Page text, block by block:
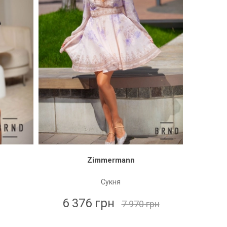
Zimmermann
Сукня
6 376 грн 7 970 грн